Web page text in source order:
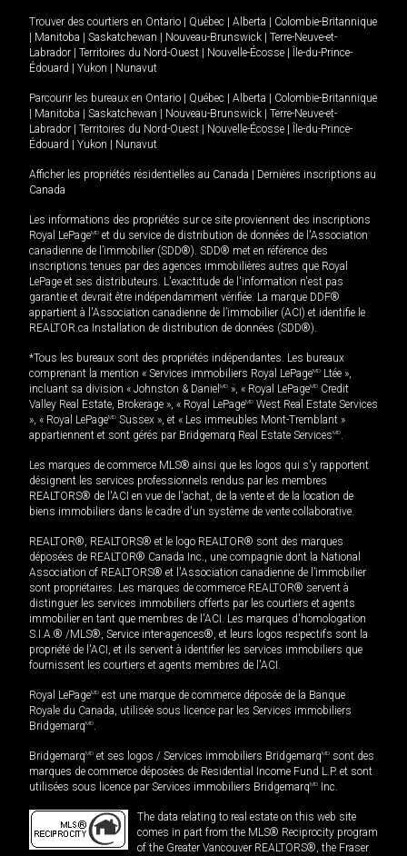
Trouver des courtiers en Ontario Québec Alberta
Colombie-Britannique
Manitoba Saskatchewan Nouveau-Brunswick
Terre-Neuve-et-
Labrador
Territoires du Nord-Ouest Nouvelle-Écosse
Île-du-Prince-
Édouard
Yukon Nunavut
Parcourir les bureaux en Ontario Québec Alberta
Colombie-Britannique
Manitoba Saskatchewan Nouveau-Brunswick
Terre-Neuve-et-
Labrador
Territoires du Nord-Ouest Nouvelle-Écosse
Île-du-Prince-
Édouard
Yukon Nunavut
Afficher les propriétés résidentielles au Canada
Dernières inscriptions au
Canada
Les informations des propriétés sur ce site proviennent des inscriptions
Royal LePageMD et du service de distribution de données de l'Association
canadienne de l’immobilier (SDD®). SDD® met en référence des
inscriptions tenues par des agences immobilières autres que Royal
LePage et ses distributeurs. L'exactitude de l'information n'est pas
garantie et devrait être indépendamment vérifiée. La marque DDF®
appartient à l'Association canadienne de l’immobilier (ACI) et identifie le
REALTOR.ca Installation de distribution de données (SDD®).
*Tous les bureaux sont des propriétés indépendantes. Les bureaux
comprenant la mention « Services immobiliers Royal LePageMD Ltée »,
incluant sa division « Johnston & Daniel MD », « Royal LePageMD Credit
Valley Real Estate, Brokerage », « Royal LePageMD West Real Estate Services
», « Royal LePageMD Sussex », et « Les immeubles Mont-Tremblant »
appartiennent et sont gérés par Bridgemarq Real Estate ServicesMD.
Les marques de commerce MLS® ainsi que les logos qui s'y rapportent
désignent les services professionnels rendus par les membres
REALTORS® de l'ACI en vue de l'achat, de la vente et de la location de
biens immobiliers dans le cadre d'un système de vente collaborative.
REALTOR®, REALTORS® et le logo REALTOR® sont des marques
déposées de REALTOR® Canada Inc., une compagnie dont la National
Association of REALTORS® et l'Association canadienne de l’immobilier
sont propriétaires. Les marques de commerce REALTOR® servent à
distinguer les services immobiliers offerts par les courtiers et agents
immobilier en tant que membres de l'ACI. Les marques d'homologation
S.I.A.® /MLS®, Service inter-agences®, et leurs logos respectifs sont la
propriété de l'ACI, et ils servent à identifier les services immobiliers que
fournissent les courtiers et agents membres de l'ACI.
Royal LePageMD est une marque de commerce déposée de la Banque
Royale du Canada, utilisée sous licence par les Services immobiliers
BridgemarqMD.
BridgemarqMD et ses logos / Services immobiliers BridgemarqMD sont des
marques de commerce déposées de Residential Income Fund L.P. et sont
utilisées sous licence par Services immobiliers BridgemarqMD Inc.
The data relating to real estate on this web site
comes in part from the MLS® Reciprocity program
of the Greater Vancouver REALTORS®, the Fraser